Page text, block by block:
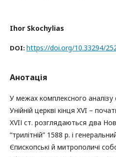
Ihor Skochylias
DOI: https://doi.org/10.33294/
Анотація
У межах комплексного
Унійній церкві кінця XVI –
XVIІ ст. розглядаються два
“трилітній” 1588 р. і
Єпископські й митрополичі